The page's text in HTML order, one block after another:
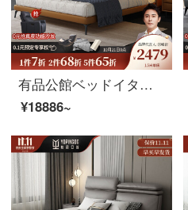
有品公館ベッドイタリア式極短真皮ベッド現代簡単ダブルベッド1.5メートルの主な寝台は1.8メートルの軽奢な結婚ベッド北欧皮芸床（頭の層の牛革）1.5メートルのシングルベッドです。
¥18886~